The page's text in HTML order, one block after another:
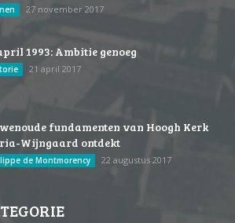
27 november 2017
1993: Ambitie genoeg
21 april 2017
fundamenten van Hoogh Kerk
Wijngaard ontdekt
de Montmorency 22 augustus 2017